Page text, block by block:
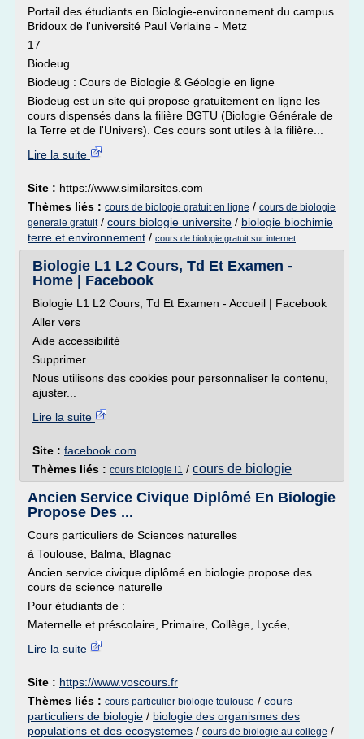
Portail des étudiants en Biologie-environnement du campus
Bridoux de l'université Paul Verlaine - Metz
17
Biodeug
Biodeug : Cours de Biologie & Géologie en ligne
Biodeug est un site qui propose gratuitement en ligne les
cours dispensés dans la filière BGTU (Biologie Générale de
la Terre et de l'Univers). Ces cours sont utiles à la filière...
Lire la suite
Site : https://www.similarsites.com
Thèmes liés : cours de biologie gratuit en ligne / cours de biologie
generale gratuit/ cours biologie universite / biologie biochimie
terre et environnement / cours de biologie gratuit sur internet
Biologie L1 L2 Cours, Td Et Examen -
Home | Facebook
Biologie L1 L2 Cours, Td Et Examen - Accueil | Facebook
Aller vers
Aide accessibilité
Supprimer
Nous utilisons des cookies pour personnaliser le contenu,
ajuster...
Lire la suite
Site : facebook.com
Thèmes liés : cours biologie l1 / cours de biologie
Ancien Service Civique Diplômé En Biologie
Propose Des ...
Cours particuliers de Sciences naturelles
à Toulouse, Balma, Blagnac
Ancien service civique diplômé en biologie propose des
cours de science naturelle
Pour étudiants de :
Maternelle et préscolaire, Primaire, Collège, Lycée,...
Lire la suite
Site : https://www.voscours.fr
Thèmes liés : cours particulier biologie toulouse / cours
particuliers de biologie / biologie des organismes des
populations et des ecosystemes / cours de biologie au college /